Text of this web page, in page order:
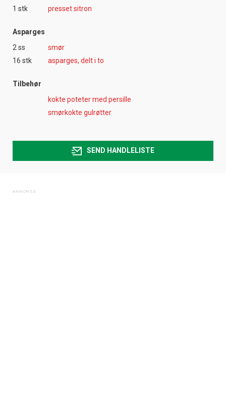
1 stk
presset sitron
Asparges
2 ss
smør
16 stk
asparges, delt i to
Tilbehør
kokte poteter med persille
smørkokte gulrøtter
SEND HANDLELISTE